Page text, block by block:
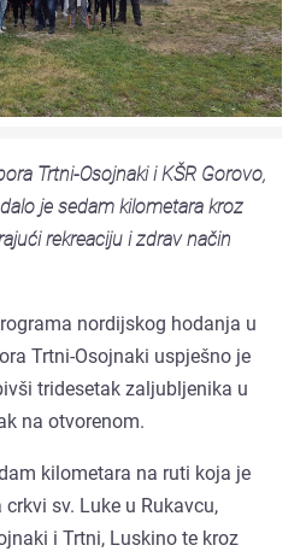
Trtni-Osojnaki i KŠR Gorovo,
je sedam kilometara kroz
rekreaciju i zdrav način
nordijskog hodanja u
Trtni-Osojnaki uspješno je
tridesetak zaljubljenika u
na otvorenom.
kilometara na ruti koja je
sv. Luke u Rukavcu,
i Trtni, Luskino te kroz